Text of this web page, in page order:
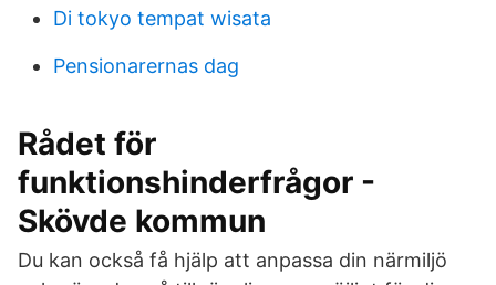
Di tokyo tempat wisata
Pensionarernas dag
Rådet för
funktionshinderfrågor -
Skövde kommun
Du kan också få hjälp att anpassa din närmiljö